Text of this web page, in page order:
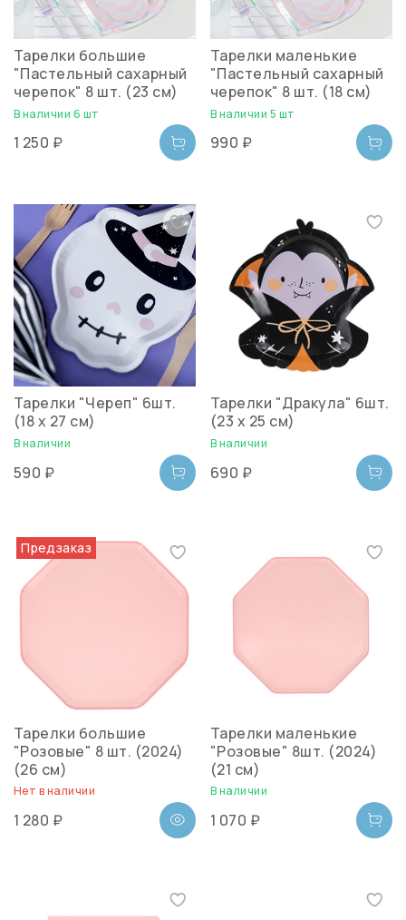
Тарелки большие
"Пастельный сахарный
черепок" 8 шт. (23 см)
В наличии 6 шт
1 250 ₽
Тарелки маленькие
"Пастельный сахарный
черепок" 8 шт. (18 см)
В наличии 5 шт
990 ₽
Тарелки "Череп" 6шт.
(18 х 27 см)
В наличии
590 ₽
Тарелки "Дракула" 6шт.
(23 х 25 см)
В наличии
690 ₽
Предзаказ
Тарелки большие
"Розовые" 8 шт. (2024)
(26 см)
Нет в наличии
1 280 ₽
Тарелки маленькие
"Розовые" 8шт. (2024)
(21 см)
В наличии
1 070 ₽